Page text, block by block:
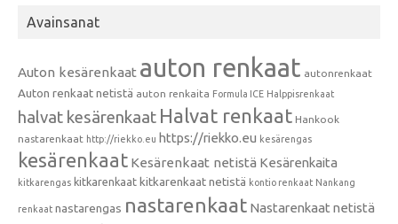
Avainsanat
Auton kesärenkaat auton renkaat autonrenkaat
Auton renkaat netistä auton renkaita Formula ICE Halppisrenkaat
halvat kesärenkaat Halvat renkaat Hankook
nastarenkaat http://riekko.eu https://riekko.eu kesärengas
kesärenkaat Kesärenkaat netistä Kesärenkaita
kitkarengas kitkarenkaat kitkarenkaat netistä kontio renkaat Nankang
renkaat nastarengas nastarenkaat Nastarenkaat netistä